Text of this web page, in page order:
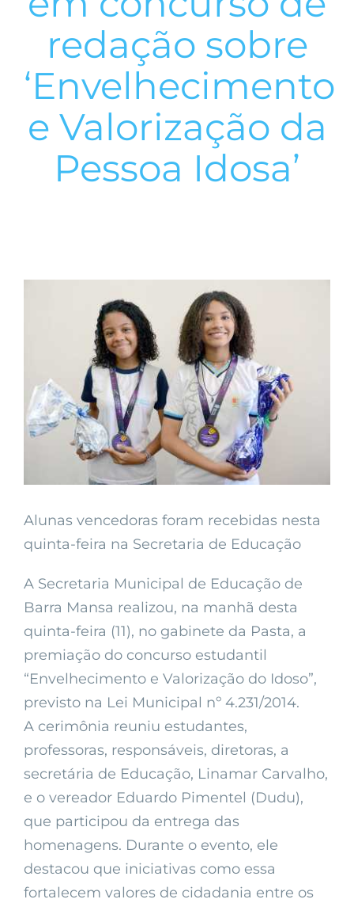
redação sobre
‘Envelhecimento
e Valorização da
Pessoa Idosa’
Alunas vencedoras foram recebidas nesta
quinta-feira na Secretaria de Educação
A Secretaria Municipal de Educação de
Barra Mansa realizou, na manhã desta
quinta-feira (11), no gabinete da Pasta, a
premiação do concurso estudantil
“Envelhecimento e Valorização do Idoso”,
previsto na Lei Municipal nº 4.231/2014.
A cerimônia reuniu estudantes,
professoras, responsáveis, diretoras, a
secretária de Educação, Linamar Carvalho,
e o vereador Eduardo Pimentel (Dudu),
que participou da entrega das
homenagens. Durante o evento, ele
destacou que iniciativas como essa
fortalecem valores de cidadania entre os